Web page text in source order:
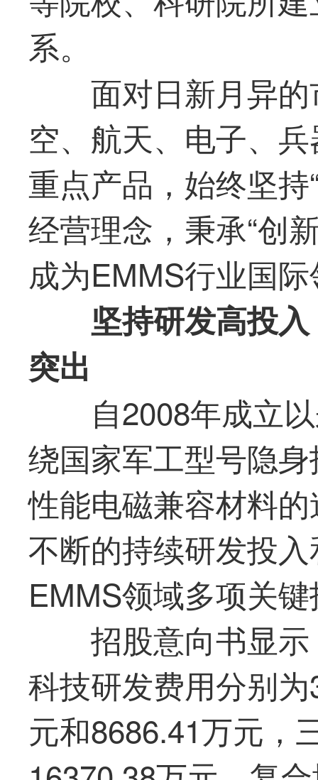
系。
面对日新月异的
空、航天、电子、
重点产品，始终坚
经营理念，秉承“创
成为EMMS行业国
坚持研发高投入
突出
自2008年成立以
绕国家军工型号隐
性能电磁兼容材料
不断的持续研发投
EMMS领域多项关
招股意向书显示
科技研发费用分别
元和8686.41万元，